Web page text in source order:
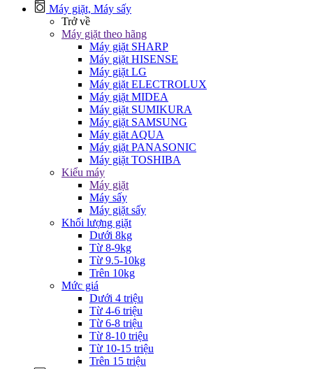
Máy giặt, Máy sấy
Trở về
Máy giặt theo hãng
Máy giặt SHARP
Máy giặt HISENSE
Máy giặt LG
Máy giặt ELECTROLUX
Máy giặt MIDEA
Máy giặt SUMIKURA
Máy giặt SAMSUNG
Máy giặt AQUA
Máy giặt PANASONIC
Máy giặt TOSHIBA
Kiểu máy
Máy giặt
Máy sấy
Máy giặt sấy
Khối lượng giặt
Dưới 8kg
Từ 8-9kg
Từ 9.5-10kg
Trên 10kg
Mức giá
Dưới 4 triệu
Từ 4-6 triệu
Từ 6-8 triệu
Từ 8-10 triệu
Từ 10-15 triệu
Trên 15 triệu